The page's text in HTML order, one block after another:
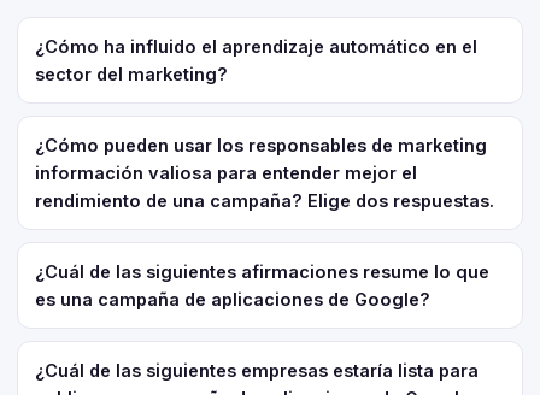
¿Cómo ha influido el aprendizaje automático en el
sector del marketing?
¿Cómo pueden usar los responsables de marketing
información valiosa para entender mejor el
rendimiento de una campaña? Elige dos respuestas.
¿Cuál de las siguientes afirmaciones resume lo que
es una campaña de aplicaciones de Google?
¿Cuál de las siguientes empresas estaría lista para